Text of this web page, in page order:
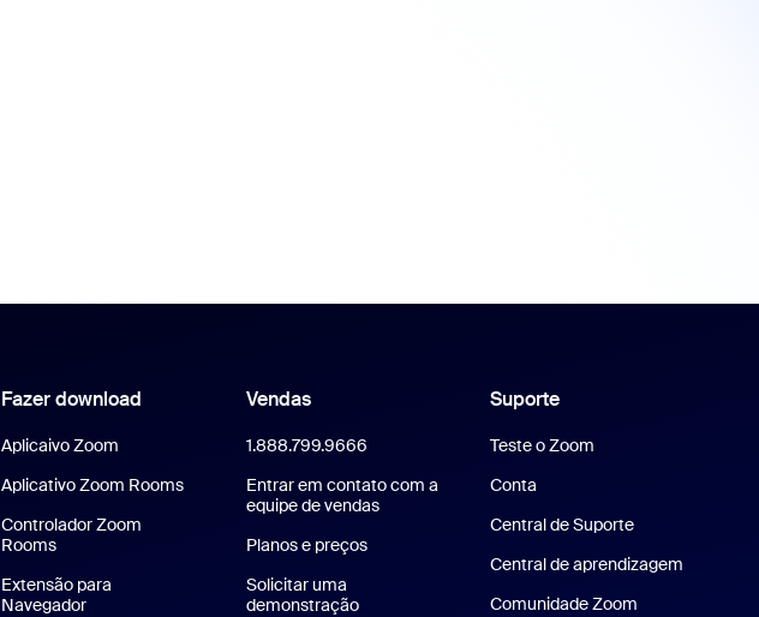
Fazer download
Aplicaivo Zoom
Aplicativo Zoom Rooms
Controlador Zoom
Rooms
Extensão para
Navegador
Vendas
1.888.799.9666
Entrar em contato com a
equipe de vendas
Planos e preços
Solicitar uma
demonstração
Suporte
Teste o Zoom
Conta
Central de Suporte
Central de aprendizagem
Comunidade Zoom